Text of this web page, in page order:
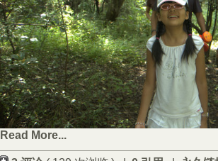
Read More...